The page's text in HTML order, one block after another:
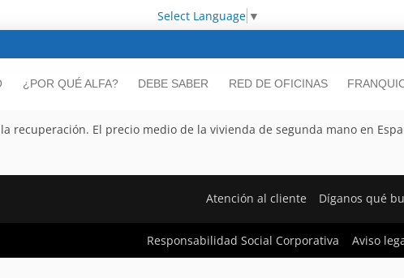
Select Language ▼
¿POR QUÉ ALFA? DEBE SABER RED DE OFICINAS
recuperación. El precio medio de la vivienda de segunda mano en
Atención al cliente Díganos qué
Responsabilidad Social Corporativa Aviso